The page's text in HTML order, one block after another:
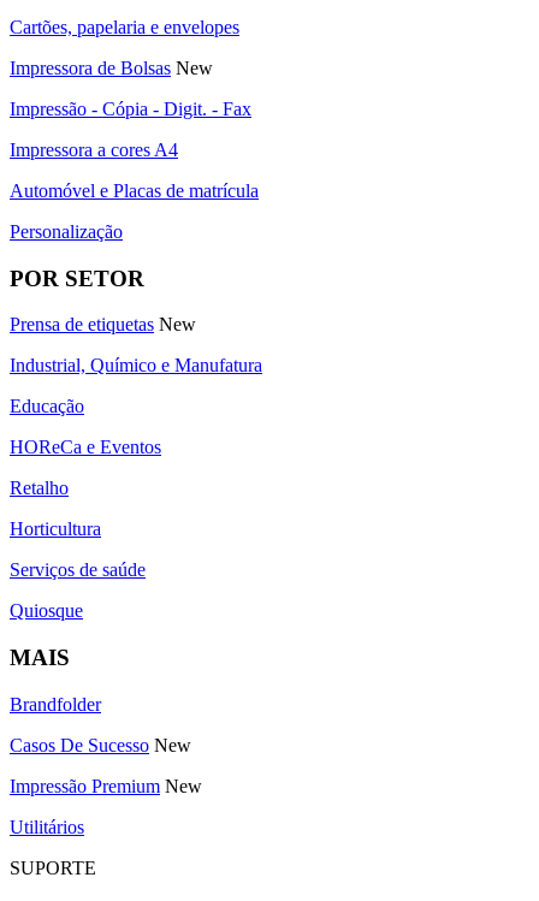
Cartões, papelaria e envelopes
Impressora de Bolsas New
Impressão - Cópia - Digit. - Fax
Impressora a cores A4
Automóvel e Placas de matrícula
Personalização
POR SETOR
Prensa de etiquetas New
Industrial, Químico e Manufatura
Educação
HOReCa e Eventos
Retalho
Horticultura
Serviços de saúde
Quiosque
MAIS
Brandfolder
Casos De Sucesso New
Impressão Premium New
Utilitários
SUPORTE